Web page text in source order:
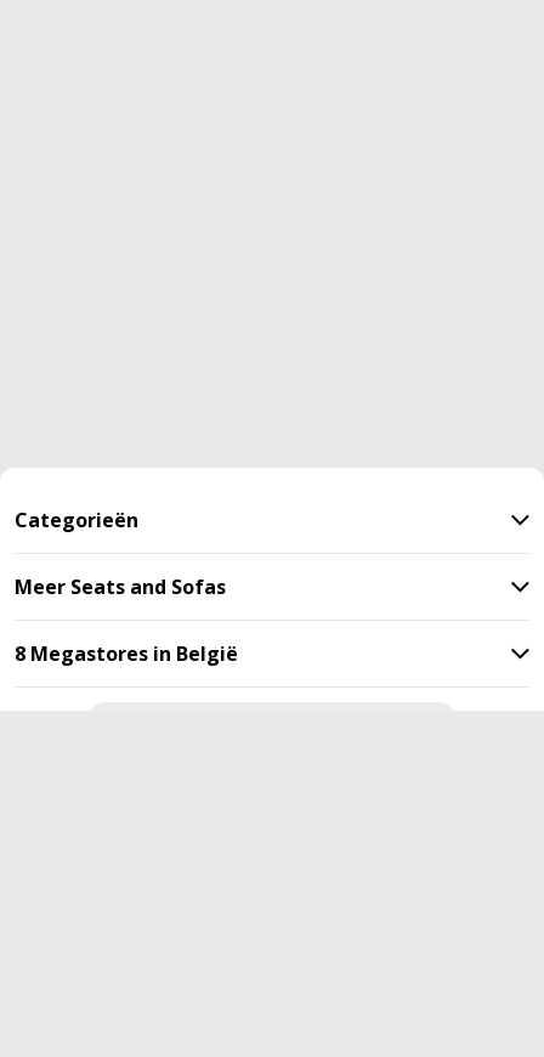
Categorieën
Meer Seats and Sofas
8 Megastores in België